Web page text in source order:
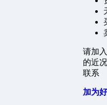
请加
的近
联系
加为